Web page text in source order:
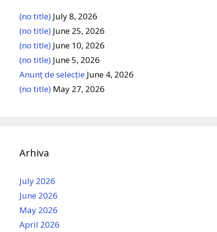
(no title) July 8, 2026
(no title) June 25, 2026
(no title) June 10, 2026
(no title) June 5, 2026
Anunț de selecție June 4, 2026
(no title) May 27, 2026
Arhiva
July 2026
June 2026
May 2026
April 2026